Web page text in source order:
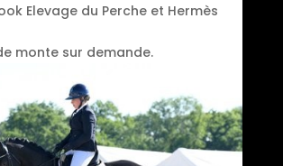
Elevage du Perche et Hermès
monte sur demande.